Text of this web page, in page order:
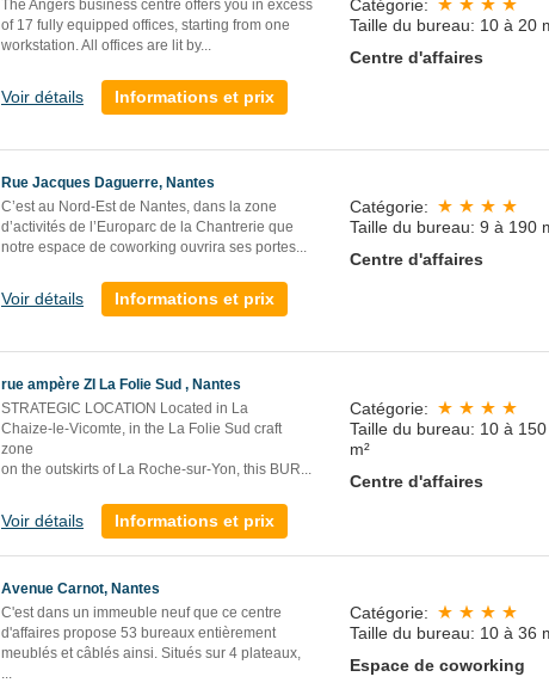
The Angers business centre offers you in excess
of 17 fully equipped offices, starting from one
workstation. All offices are lit by...
Voir détails Informations et prix
Catégorie:
Taille du bureau: 10 à 20
Centre d'affaires
Rue Jacques Daguerre, Nantes
C’est au Nord-Est de Nantes, dans la zone
d’activités de l’Europarc de la Chantrerie que
notre espace de coworking ouvrira ses portes...
Voir détails Informations et prix
Catégorie:
Taille du bureau: 9 à 190
Centre d'affaires
rue ampère ZI La Folie Sud , Nantes
STRATEGIC LOCATION Located in La
Chaize-le-Vicomte, in the La Folie Sud craft
zone
on the outskirts of La Roche-sur-Yon, this BUR...
Voir détails Informations et prix
Catégorie:
Taille du bureau: 10 à 150
m²
Centre d'affaires
Avenue Carnot, Nantes
C'est dans un immeuble neuf que ce centre
d'affaires propose 53 bureaux entièrement
meublés et câblés ainsi. Situés sur 4 plateaux,
...
Catégorie:
Taille du bureau: 10 à 36
Espace de coworking